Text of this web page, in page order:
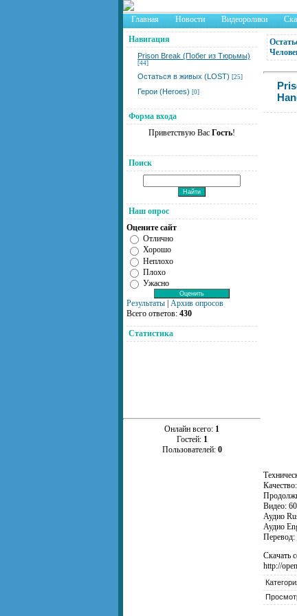
Главная Новости Видеоролики
Навигация
Prison Break (Побег из Тюрьмы)
[44]
Остаться в живых (LOST) [25]
Герои (Heroes) [0]
Форма входа
Приветствую Вас Гость!
Поиск
Наш опрос
Оцените сайт
Отлично
Хорошо
Неплохо
Плохо
Ужасно
Результаты Архив опросов
Всего ответов: 430
Статистика
Онлайн всего: 1
Гостей: 1
Пользователей: 0
Видео:
Аудио
Аудио
Скачать
http://